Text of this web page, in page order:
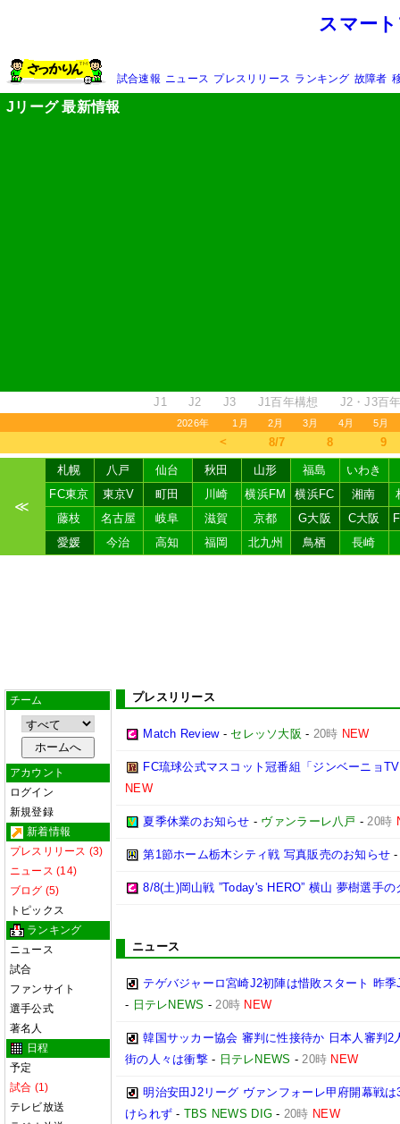
スマー
試合速報 ニュース プレスリリース ランキング 故障者
Jリーグ 最新情報
J1 J2 J3 J1百年構想 J2・J3百
2026年 1月 2月 3月 4月 5月
＜ 8/7 8 9
≪
札幌 八戸 仙台 秋田 山形 福島
いわき
FC東京
東京V 町田 川崎 横浜FM 横浜FC 湘南
藤枝
名古屋 岐阜 滋賀 京都 G大阪 C大阪
愛媛
今治 高知 福岡 北九州 鳥栖 長崎
チーム
アカウント
ログイン
新規登録
新着情報
プレスリリース (3)
ニュース (14)
ブログ (5)
トピックス
ランキング
ニュース
試合
ファンサイト
選手公式
著名人
日程
予定
試合 (1)
テレビ放送
プレスリリース
Match Review- セレッソ大阪 - 20時 NEW
FC琉球公式マスコット冠番組「ジンベーニョ
NEW
夏季休業のお知らせ - ヴァンラーレ八戸 -20時
第1節ホーム栃木シティ戦 写真販売のお知らせ
8/8(土)岡山戦 ”Today's HERO” 横山 夢樹選手
ニュース
テゲバジャーロ宮崎J2初陣は惜敗スタート 昨
- 日テレNEWS -20時 NEW
韓国サッカー協会 審判に性接待か 日本人審判
街の人々は衝撃- 日テレNEWS -20時 NEW
明治安田J2リーグ ヴァンフォーレ甲府開幕戦
けられず - TBS NEWS DIG - 20時 NEW